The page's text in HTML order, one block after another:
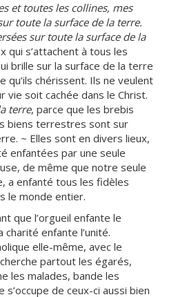
et toutes les collines, mes
toute la surface de la terre.
sur toute la surface de la
qui s’attachent à tous les
brille sur la surface de la terre
qu’ils chérissent. Ils ne veulent
vie soit cachée dans le Christ.
terre, parce que les brebis
biens terrestres sont sur
~ Elles sont en divers lieux,
enfantées par une seule
de même que notre seule
a enfanté tous les fidèles
le monde entier.
que l’orgueil enfante le
enfante l’unité.
elle-même, avec le
partout les égarés,
les malades, bande les
de ceux-ci aussi bien